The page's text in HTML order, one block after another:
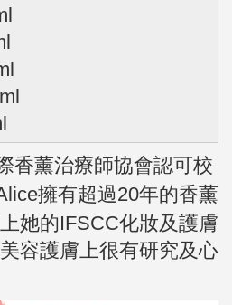
香薰治療師協會認可校
擁有超過20年的香薰
她的IFSCC化妝及護膚
容護膚上很有研究及心